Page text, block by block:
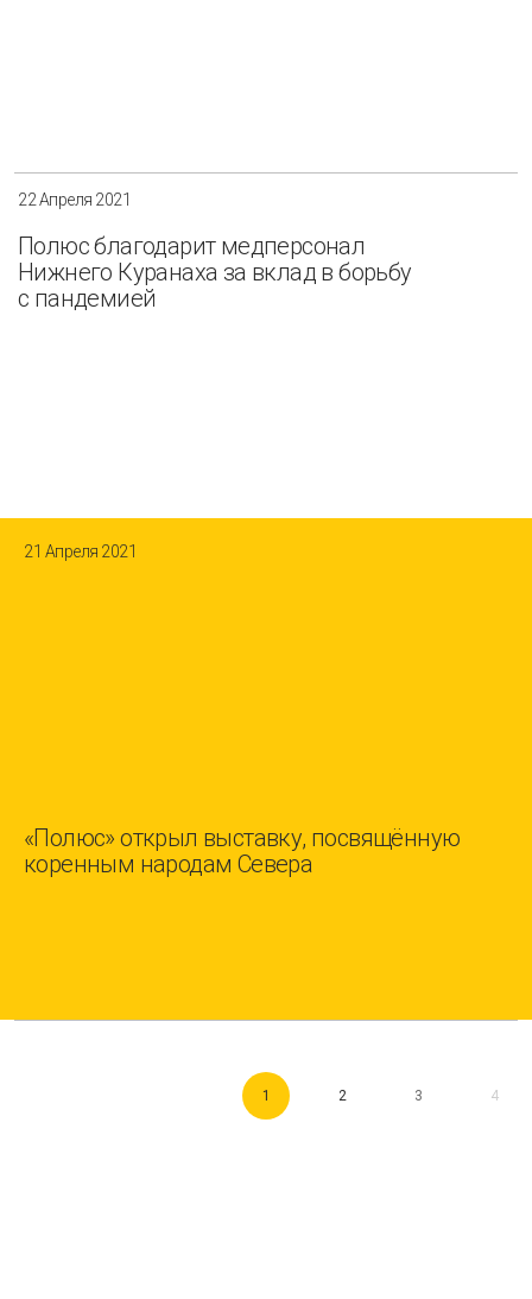
22 Апреля 2021
Полюс благодарит медперсонал
Нижнего Куранаха за вклад в борьбу
с пандемией
21 Апреля 2021
«Полюс» открыл выставку, посвящённую
коренным народам Севера
1 2 3 4